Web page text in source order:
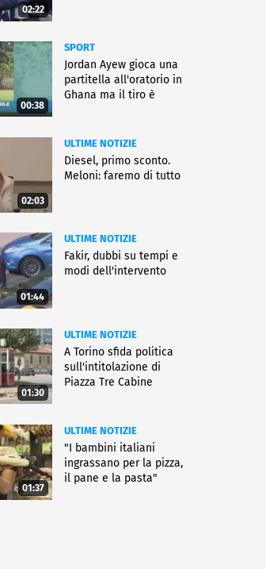
02:22
00:38
SPORT
Jordan Ayew gioca una
partitella all'oratorio in
Ghana ma il tiro è
02:03
ULTIME NOTIZIE
Diesel, primo sconto.
Meloni: faremo di tutto
01:44
ULTIME NOTIZIE
Fakir, dubbi su tempi e
modi dell'intervento
01:30
ULTIME NOTIZIE
A Torino sfida politica
sull'intitolazione di
Piazza Tre Cabine
01:37
ULTIME NOTIZIE
"I bambini italiani
ingrassano per la pizza,
il pane e la pasta"